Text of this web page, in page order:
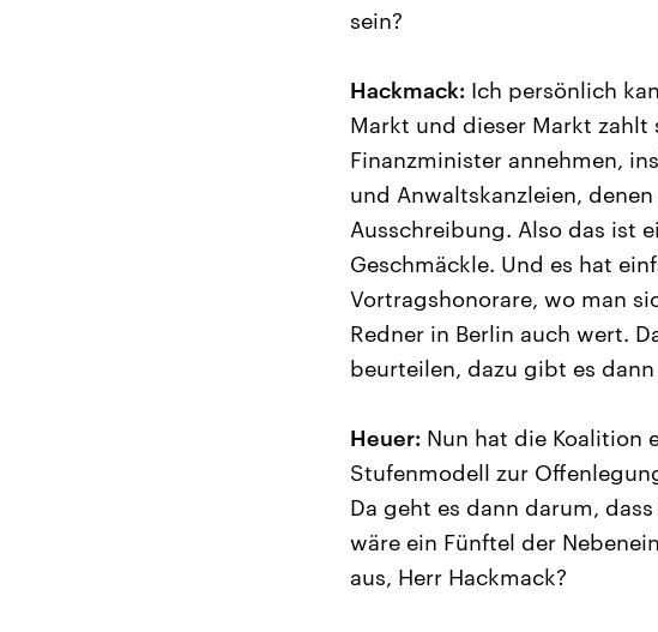
sein?
Hackmack: Ich persönlich
Markt und dieser Markt zahlt
Finanzminister annehmen,
und Anwaltskanzleien,
Ausschreibung. Also das ist
Geschmäckle. Und es hat
Vortragshonorare, wo man
Redner in Berlin auch wert.
beurteilen, dazu gibt es
Heuer: Nun hat die Koalition
Stufenmodell zur
Da geht es dann darum,
wäre ein Fünftel der
aus, Herr Hackmack?